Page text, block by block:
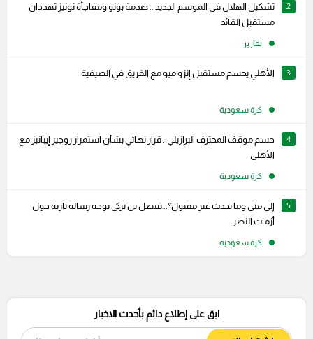
2
تشكيل الهلال في الموسم الجديد .. صدمة بونو ومفاجأة نونيز تهددان
مستقبل القائد
تقارير
3 الأهلي يحسم مستقبل إنزو ميو مع الفريق في الصيفية
كرة سعودية
4
حسم موقف المحترف البرازيلي.. قرار نهائي بشأن استمرار روجير إيبانيز مع
الأهلي
كرة سعودية
5
إلى متى وما يحدث غير مقبول؟.. فيصل بن تركي يوجه رسالة نارية حول
أزمات النصر
كرة سعودية
ابق على إطلاع دائم بأحدث الاخبار